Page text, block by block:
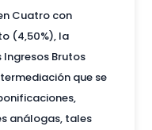
Cuatro con
(4,50%), la
Brutos
que se
análogas, tales